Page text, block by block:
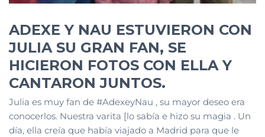
ADEXE Y NAU ESTUVIERON CON
JULIA SU GRAN FAN, SE
HICIERON FOTOS CON ELLA Y
CANTARON JUNTOS.
Julia es muy fan de #AdexeyNau , su mayor deseo era
conocerlos. Nuestra varita [lo sabía e hizo su magia . Un
día, ella creía que había viajado a Madrid para que le